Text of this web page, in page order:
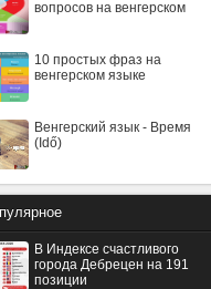
вопросов на венгерском
10 простых фраз на
венгерском языке
Венгерский язык - Время
(Idő)
В Индексе счастливого
города Дебрецен на 191
позиции